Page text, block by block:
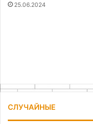
25.06.2024
СЛУЧАЙНЫЕ